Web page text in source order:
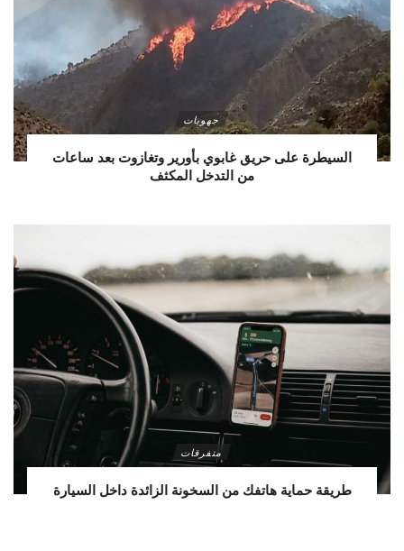
جهويات
السيطرة على حريق غابوي بأورير وتغازوت بعد ساعات
من التدخل المكثف
متفرقات
طريقة حماية هاتفك من السخونة الزائدة داخل السيارة